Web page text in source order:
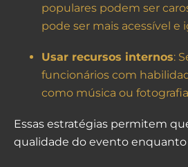
populares podem ser
pode ser mais acessível
Usar recursos internos:
funcionários com
como música ou
Essas estratégias permitem
qualidade do evento enquanto